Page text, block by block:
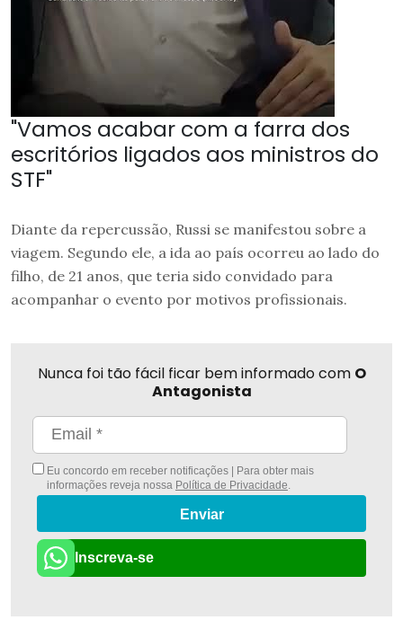
"Vamos acabar com a farra dos
escritórios ligados aos ministros do
STF"
Diante da repercussão, Russi se manifestou sobre a
viagem. Segundo ele, a ida ao país ocorreu ao lado do
filho, de 21 anos, que teria sido convidado para
acompanhar o evento por motivos profissionais.
Nunca foi tão fácil ficar bem informado com O
Antagonista
Eu concordo em receber notificações | Para obter mais
informações reveja nossa Política de Privacidade.
Enviar
Inscreva-se